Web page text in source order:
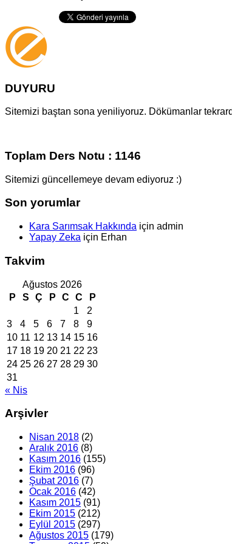
DUYURU
Sitemizi baştan sona yeniliyoruz. Dökümanlar
Toplam Ders Notu : 1146
Sitemizi güncellemeye devam ediyoruz :)
Son yorumlar
Kara Sarımsak Hakkında için admin
Yapay Zeka için Erhan
Takvim
Ağustos 2026
P
S Ç P C C
P
1
2
3
4 5 6 7 8
9
10 11 12 13 14 15 16
17 18 19 20 21 22 23
24 25 26 27 28 29 30
31
« Nis
Arşivler
Nisan 2018 (2)
Aralık 2016 (8)
Kasım 2016 (155)
Ekim 2016 (96)
Şubat 2016 (7)
Ocak 2016 (42)
Kasım 2015 (91)
Ekim 2015 (212)
Eylül 2015 (297)
Ağustos 2015 (179)